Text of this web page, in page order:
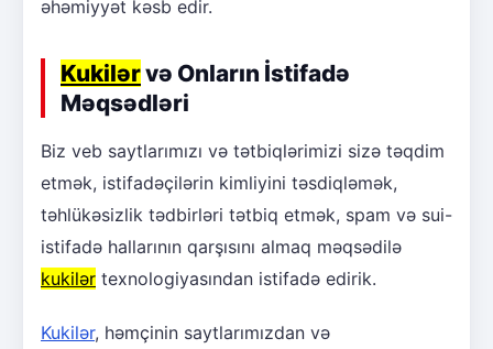
əhəmiyyət kəsb edir.
Kukilərvə Onların İstifadə
Məqsədləri
Biz veb saytlarımızı və tətbiqlərimizi sizə təqdim
etmək, istifadəçilərin kimliyini təsdiqləmək,
təhlükəsizlik tədbirləri tətbiq etmək, spam və sui-
istifadə hallarının qarşısını almaq məqsədilə
kukilər texnologiyasından istifadə edirik.
Kukilər, həmçinin saytlarımızdan və